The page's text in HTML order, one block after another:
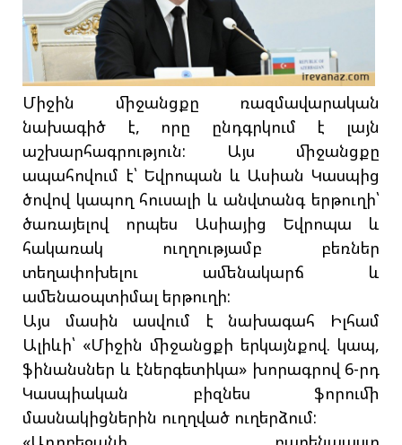
Միջին միջանցքը ռազմավարական
նախագիծ է, որը ընդգրկում է լայն
աշխարհագրություն: Այս միջանցքը
ապահովում է՝ Եվրոպան և Ասիան Կասպից
ծովով կապող հուսալի և անվտանգ երթուղի՝
ծառայելով որպես Ասիայից Եվրոպա և
հակառակ ուղղությամբ բեռներ
տեղափոխելու ամենակարճ և
ամենաօպտիմալ երթուղի:
Այս մասին ասվում է նախագահ Իլհամ
Ալիևի՝ «Միջին միջանցքի երկայնքով. կապ,
ֆինանսներ և էներգետիկա» խորագրով 6-րդ
Կասպիական բիզնես ֆորումի
մասնակիցներին ուղղված ուղերձում: